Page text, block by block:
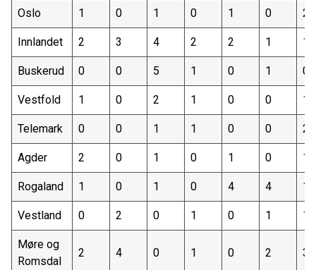
Oslo 1 0 1 0 1 0 2
Innlandet 2 3 4 2 2 1 1
Buskerud 0 0 5 1 0 1 0
Vestfold 1 0 2 1 0 0 1
Telemark 0 0 1 1 0 0 2
Agder 2 0 1 0 1 0 1
Rogaland 1 0 1 0 4 4 1
Vestland 0 2 0 1 0 1 1
Møre og
Romsdal
2 4 0 1 0 2 3